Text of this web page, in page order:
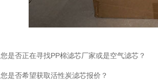
您是否正在寻找PP棉滤芯厂家或是空气滤芯？
您是否希望获取活性炭滤芯报价？